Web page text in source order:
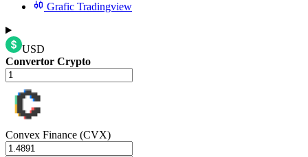
Grafic Tradingview
USD
Convertor Crypto
Convex Finance (CVX)